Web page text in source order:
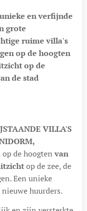
en verfijnde
grote
ruime villa's
op de hoogten
op de
de stad
VILLA'S
de hoogtenvan
op de zee, de
Een unieke
huurders.